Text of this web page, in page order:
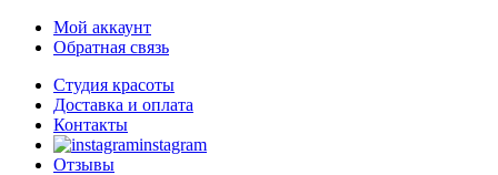
Мой аккаунт
Обратная связь
Студия красоты
Доставка и оплата
Контакты
instagram
Отзывы